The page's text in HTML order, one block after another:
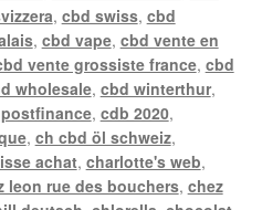
, cbd swiss, cbd
, cbd vape, cbd vente en
vente grossiste france, cbd
wholesale, cbd winterthur,
, cdb 2020,
, ch cbd öl schweiz,
achat, charlotte's web,
leon rue des bouchers, chez